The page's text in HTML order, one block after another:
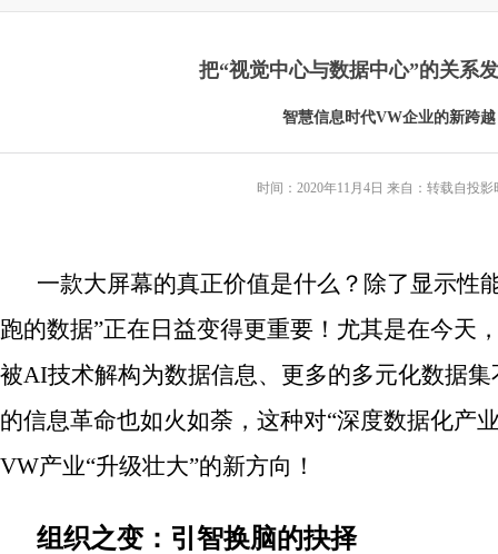
把“视觉中心与数据中心”的关系
智慧信息时代VW企业的新跨越
时间：2020年11月4日 来自：转载自投影
一款大屏幕的真正价值是什么？除了显示性
跑的数据”正在日益变得更重要！尤其是在今天
被AI技术解构为数据信息、更多的多元化数据
的信息革命也如火如荼，这种对“深度数据化产
VW产业“升级壮大”的新方向！
组织之变：引智换脑的抉择